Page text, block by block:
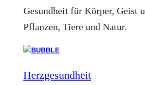
Gesundheit für Körper, Geist
Pflanzen, Tiere und Natur.
Herzgesundheit